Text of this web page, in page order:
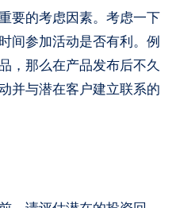
要的考虑因素。考虑一下
间参加活动是否有利。例
，那么在产品发布后不久
并与潜在客户建立联系的